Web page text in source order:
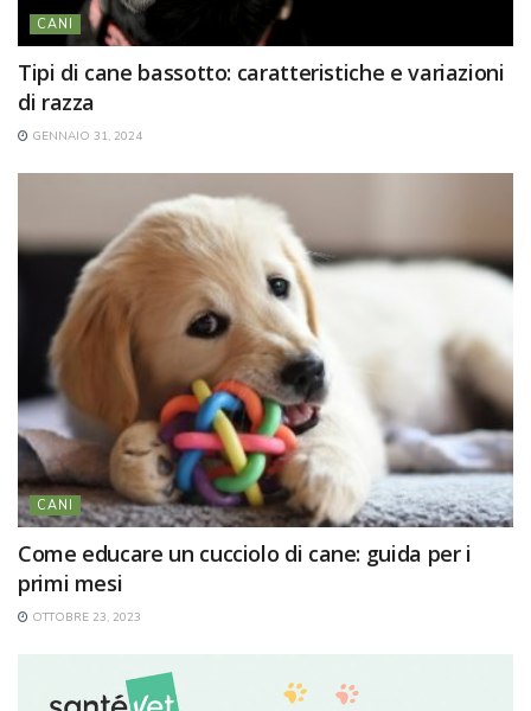
CANI
Tipi di cane bassotto: caratteristiche e variazioni
di razza
GENNAIO 31, 2024
CANI
Come educare un cucciolo di cane: guida per i
primi mesi
OTTOBRE 23, 2023